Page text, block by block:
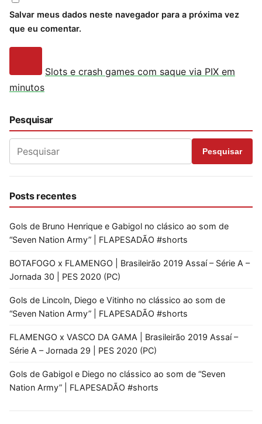
Salvar meus dados neste navegador para a próxima vez
que eu comentar.
Slots e crash games com saque via PIX em
minutos
Pesquisar
Pesquisar
Posts recentes
Gols de Bruno Henrique e Gabigol no clásico ao som de
“Seven Nation Army” | FLAPESADÃO #shorts
BOTAFOGO x FLAMENGO | Brasileirão 2019 Assaí – Série A –
Jornada 30 | PES 2020 (PC)
Gols de Lincoln, Diego e Vitinho no clássico ao som de
“Seven Nation Army” | FLAPESADÃO #shorts
FLAMENGO x VASCO DA GAMA | Brasileirão 2019 Assaí –
Série A – Jornada 29 | PES 2020 (PC)
Gols de Gabigol e Diego no clássico ao som de “Seven
Nation Army” | FLAPESADÃO #shorts